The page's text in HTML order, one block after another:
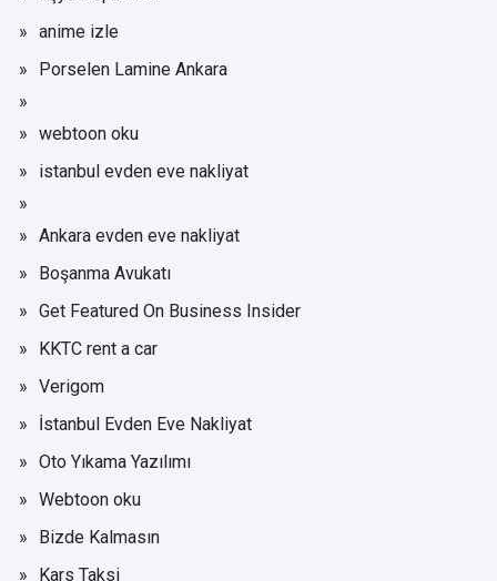
anime izle
Porselen Lamine Ankara
webtoon oku
istanbul evden eve nakliyat
Ankara evden eve nakliyat
Boşanma Avukatı
Get Featured On Business Insider
KKTC rent a car
Verigom
İstanbul Evden Eve Nakliyat
Oto Yıkama Yazılımı
Webtoon oku
Bizde Kalmasın
Kars Taksi